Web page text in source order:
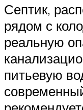
Септик,
рядом с
реальную
питьевую